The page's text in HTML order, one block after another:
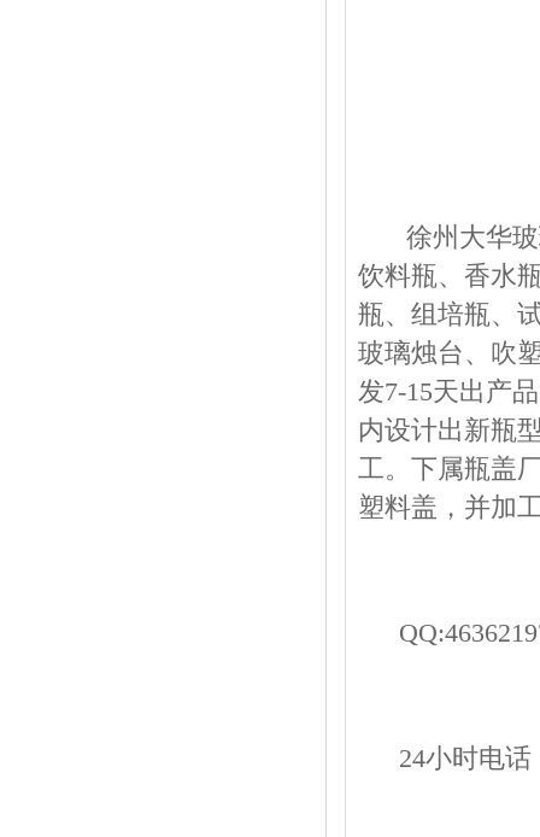
徐州大华
饮料瓶、香水
瓶、组培瓶、
玻璃烛台、吹
发7-15天出产
内设计出新瓶
工。下属瓶盖
塑料盖，并加
24小时电话